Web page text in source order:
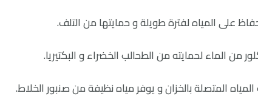
على المياه لفترة طويلة و حمايتها من التلف.
من الماء لحمايته من الطحالب الخضراء و البكتيريا.
المتصلة بالخزان و يوفر مياه نظيفة من صنبور الخلاط.